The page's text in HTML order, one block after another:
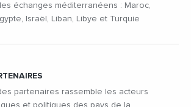
échanges méditerranéens : Maroc,
Israël, Liban, Libye et Turquie
partenaires rassemble les acteurs
et politiques des pays de la